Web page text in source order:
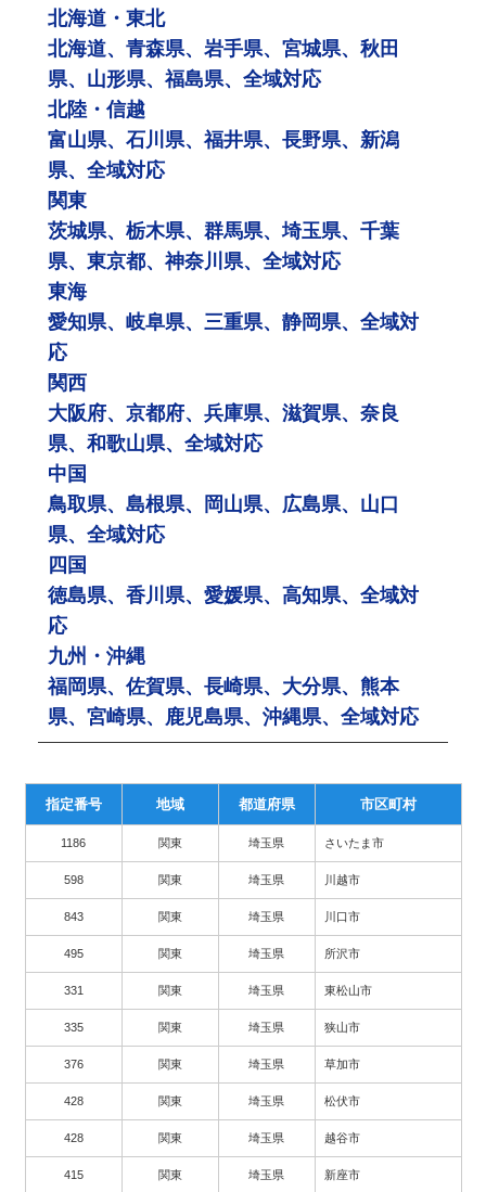
北海道・東北
北海道、青森県、岩手県、宮城県、秋田
県、山形県、福島県、全域対応
北陸・信越
富山県、石川県、福井県、長野県、新潟
県、全域対応
関東
茨城県、栃木県、群馬県、埼玉県、千葉
県、東京都、神奈川県、全域対応
東海
愛知県、岐阜県、三重県、静岡県、全域対
応
関西
大阪府、京都府、兵庫県、滋賀県、奈良
県、和歌山県、全域対応
中国
鳥取県、島根県、岡山県、広島県、山口
県、全域対応
四国
徳島県、香川県、愛媛県、高知県、全域対
応
九州・沖縄
福岡県、佐賀県、長崎県、大分県、熊本
県、宮崎県、鹿児島県、沖縄県、全域対応
指定番号 地域 都道府県 市区町村
1186 関東 埼玉県 さいたま市
598 関東 埼玉県 川越市
843 関東 埼玉県 川口市
495 関東 埼玉県 所沢市
331 関東 埼玉県 東松山市
335 関東 埼玉県 狭山市
376 関東 埼玉県 草加市
428 関東 埼玉県 松伏市
428 関東 埼玉県 越谷市
415 関東 埼玉県 新座市